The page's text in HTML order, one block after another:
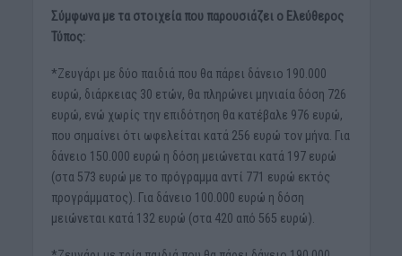
Σύμφωνα με τα στοιχεία που παρουσιάζει ο Ελεύθερος
Τύπος:
*Ζευγάρι με δύο παιδιά που θα πάρει δάνειο 190.000
ευρώ, διάρκειας 30 ετών, θα πληρώνει μηνιαία δόση 726
ευρώ, ενώ χωρίς την επιδότηση θα κατέβαλε 976 ευρώ,
που σημαίνει ότι ωφελείται κατά 256 ευρώ τον μήνα. Για
δάνειο 150.000 ευρώ η δόση μειώνεται κατά 197 ευρώ
(στα 573 ευρώ με το πρόγραμμα αντί 771 ευρώ εκτός
προγράμματος). Για δάνειο 100.000 ευρώ η δόση
μειώνεται κατά 132 ευρώ (στα 420 από 565 ευρώ).